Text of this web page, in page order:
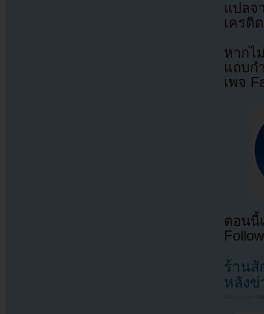
แปล
เครดิ
หากไ
แถบก
เพจ
ตอนนี้
ร้านสั
หลังข่